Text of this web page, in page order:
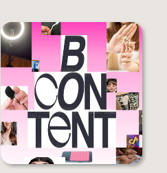
Hay plazas
disponibles.